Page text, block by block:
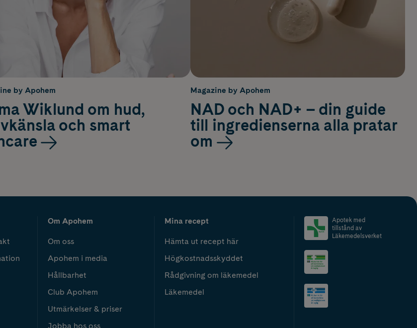
by Apohem
Wiklund om hud,
och smart
Magazine by Apohem
NAD och NAD+ – din guide
till ingredienserna alla pratar
om
Om Apohem
Om oss
Apohem i media
Hållbarhet
Club Apohem
Utmärkelser & priser
Jobba hos oss
Mina recept
Hämta ut recept här
Högkostnadsskyddet
Rådgivning om läkemedel
Läkemedel
Apotek med
tillstånd av
Läkemedelsverket